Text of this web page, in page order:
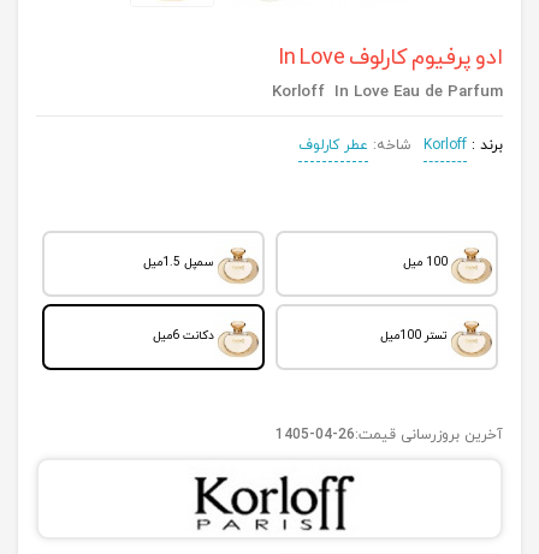
ادو پرفیوم کارلوف In Love
Korloff In Love Eau de Parfum
برند : Korloff شاخه: عطر کارلوف
100 میل سمپل 1.5میل
تستر 100میل دکانت 6میل
آخرین بروزرسانی قیمت:1405-04-26